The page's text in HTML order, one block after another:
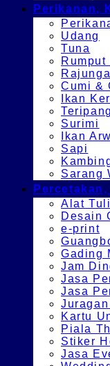
Perikanan,
Udang
Tuna
Rumput
Cumi &
Ikan
Teripang
Surimi
Ikan
Sapi
Sarang
Alat
Desain
e-print
Gading
Jam
Jasa
Jasa
Kartu
Piala
Stiker
Jasa